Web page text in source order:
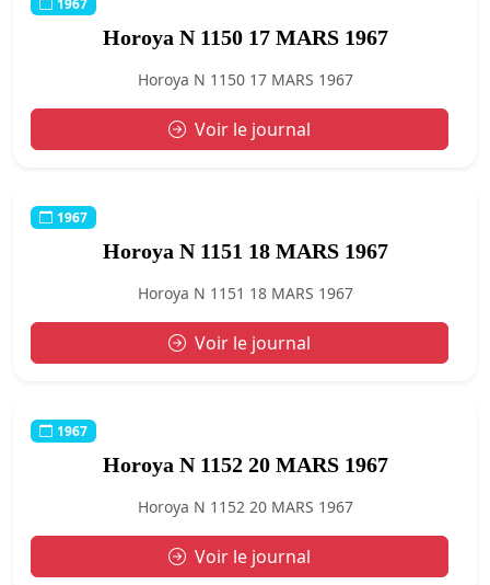
Horoya N 1150 17 MARS 1967
Horoya N 1150 17 MARS 1967
Voir le journal
1967
Horoya N 1151 18 MARS 1967
Horoya N 1151 18 MARS 1967
Voir le journal
1967
Horoya N 1152 20 MARS 1967
Horoya N 1152 20 MARS 1967
Voir le journal